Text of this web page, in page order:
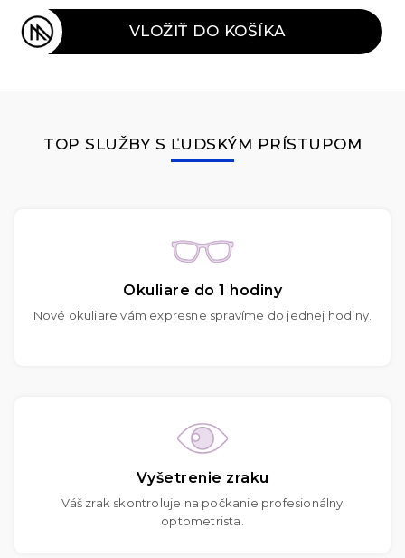
VLOŽIŤ DO KOŠÍKA
TOP SLUŽBY S ĽUDSKÝM PRÍSTUPOM
Okuliare do 1 hodiny
Nové okuliare vám expresne spravíme do jednej hodiny.
Vyšetrenie zraku
Váš zrak skontroluje na počkanie profesionálny
optometrista.